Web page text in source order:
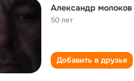
Александр молоков
50 лет
Добавить в друзья